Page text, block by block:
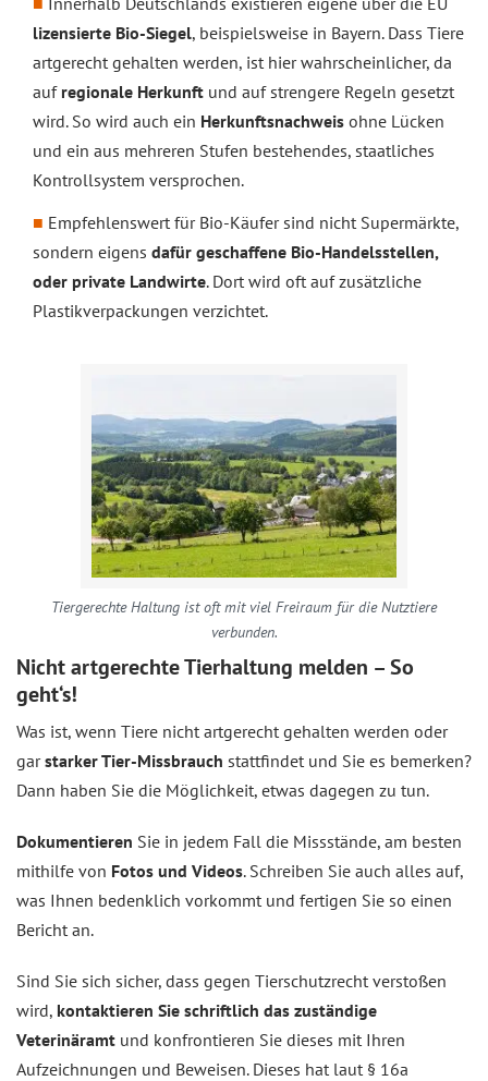
lizensierte Bio-Siegel, beispielsweise in Bayern. Dass Tiere
artgerecht gehalten werden, ist hier wahrscheinlicher, da
auf regionale Herkunft und auf strengere Regeln gesetzt
wird. So wird auch ein Herkunftsnachweis ohne Lücken
und ein aus mehreren Stufen bestehendes, staatliches
Kontrollsystem versprochen.
Empfehlenswert für Bio-Käufer sind nicht Supermärkte,
sondern eigens dafür geschaffene Bio-Handelsstellen,
oder private Landwirte. Dort wird oft auf zusätzliche
Plastikverpackungen verzichtet.
Tiergerechte Haltung ist oft mit viel Freiraum für die Nutztiere
verbunden.
Nicht artgerechte Tierhaltung melden – So
geht‘s!
Was ist, wenn Tiere nicht artgerecht gehalten werden oder
garstarker Tier-Missbrauch stattfindet und Sie es bemerken?
Dann haben Sie die Möglichkeit, etwas dagegen zu tun.
Dokumentieren Sie in jedem Fall die Missstände, am besten
mithilfe von Fotos und Videos. Schreiben Sie auch alles auf,
was Ihnen bedenklich vorkommt und fertigen Sie so einen
Bericht an.
Sind Sie sich sicher, dass gegen Tierschutzrecht verstoßen
wird, kontaktieren Sie schriftlich das zuständige
Veterinäramt und konfrontieren Sie dieses mit Ihren
Aufzeichnungen und Beweisen. Dieses hat laut § 16a